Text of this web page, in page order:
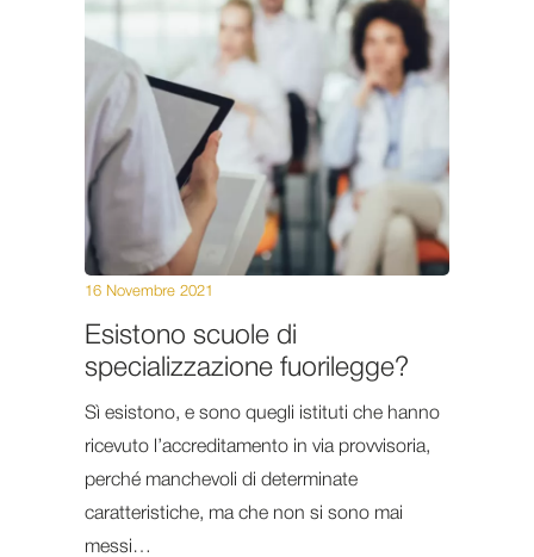
Esistono scuole di
specializzazione fuorilegge?
16 Novembre 2021
Sì esistono, e sono quegli istituti che hanno
ricevuto l’accreditamento in via provvisoria,
perché manchevoli di determinate
caratteristiche, ma che non si sono mai
messi…